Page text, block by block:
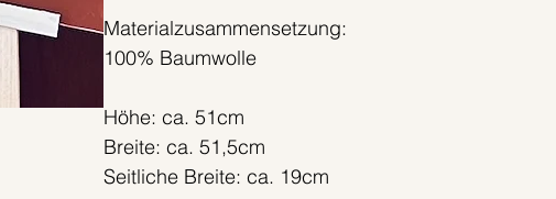
Materialzusammensetzung:
100% Baumwolle
Höhe: ca. 51cm
Breite: ca. 51,5cm
Seitliche Breite: ca. 19cm